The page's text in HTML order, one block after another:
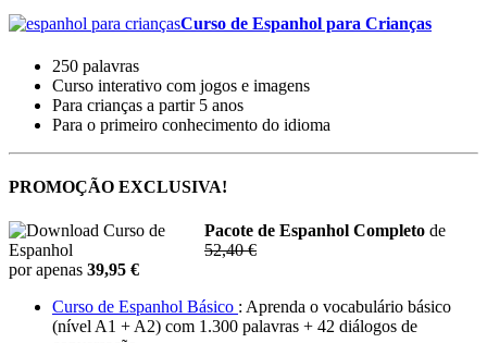
Curso de Espanhol para Crianças
250 palavras
Curso interativo com jogos e imagens
Para crianças a partir 5 anos
Para o primeiro conhecimento do idioma
PROMOÇÃO EXCLUSIVA!
Pacote de Espanhol Completo de
52,40 €
por apenas 39,95 €
Curso de Espanhol Básico : Aprenda o vocabulário básico
(nível A1 + A2) com 1.300 palavras + 42 diálogos de